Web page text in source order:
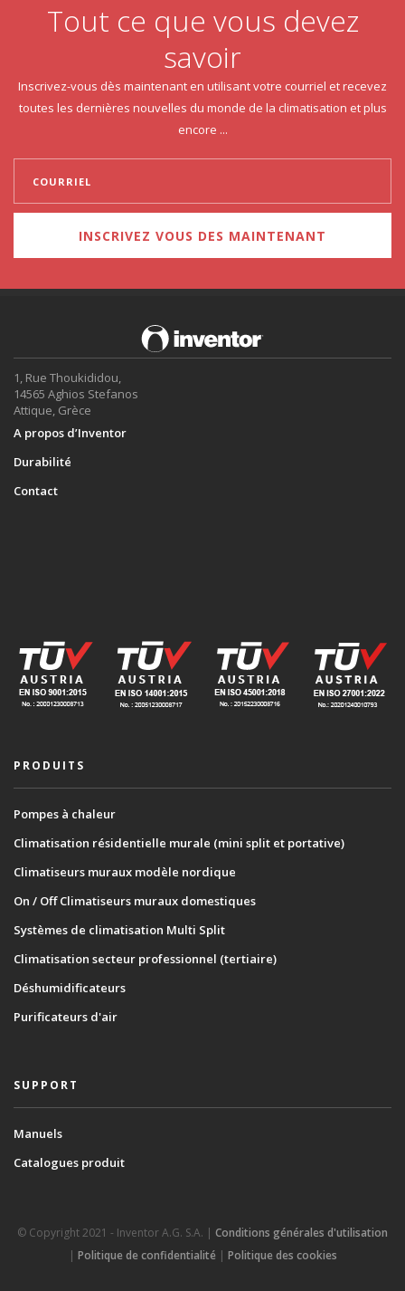
Tout ce que vous devez
savoir
Inscrivez-vous dès maintenant en utilisant votre courriel et recevez
toutes les dernières nouvelles du monde de la climatisation et plus
encore ...
INSCRIVEZ VOUS DES MAINTENANT
1, Rue Thoukididou,
14565 Aghios Stefanos
Attique, Grèce
A propos d’Inventor
Durabilité
Contact
PRODUITS
Pompes à chaleur
Climatisation résidentielle murale (mini split et portative)
Climatiseurs muraux modèle nordique
On / Off Climatiseurs muraux domestiques
Systèmes de climatisation Multi Split
Climatisation secteur professionnel (tertiaire)
Déshumidificateurs
Purificateurs d'air
SUPPORT
Manuels
Catalogues produit
© Copyright 2021 - Inventor A.G. S.A. | Conditions générales d'utilisation
| Politique de confidentialité | Politique des cookies